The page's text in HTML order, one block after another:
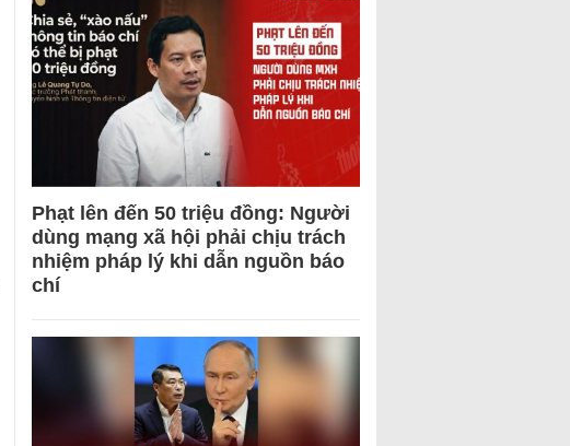
Phạt lên đến 50 triệu đồng: Người
dùng mạng xã hội phải chịu trách
nhiệm pháp lý khi dẫn nguồn báo
chí